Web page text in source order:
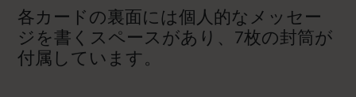
各カードの裏面には個人的なメッセー
ジを書くスペースがあり、7枚の封筒が
付属しています。